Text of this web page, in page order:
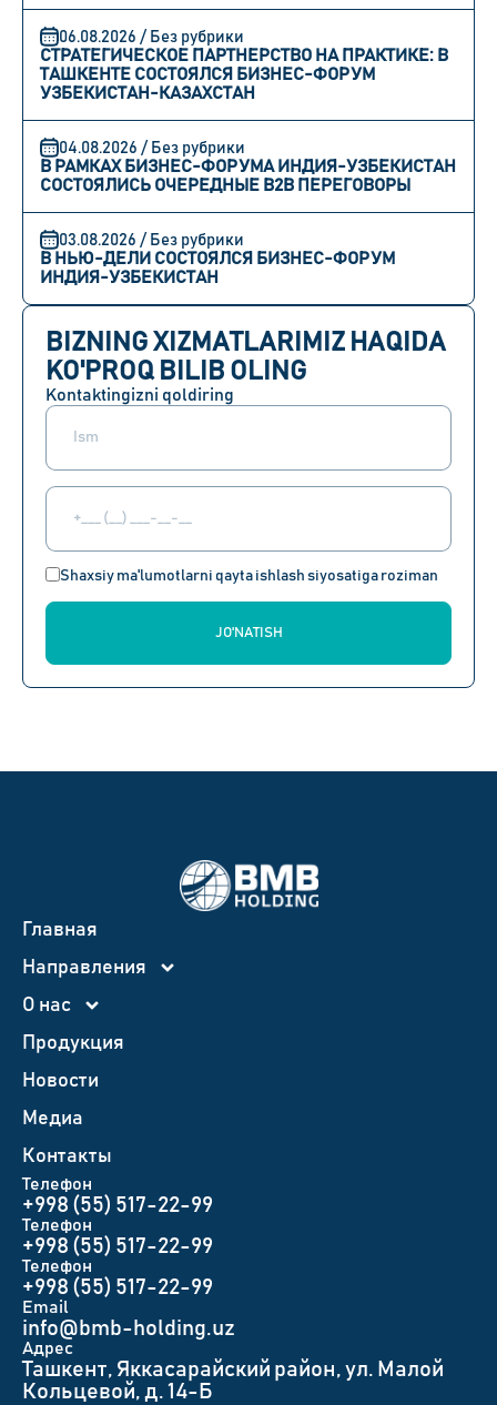
06.08.2026 / Без рубрики
СТРАТЕГИЧЕСКОЕ ПАРТНЕРСТВО НА ПРАКТИКЕ: В
ТАШКЕНТЕ СОСТОЯЛСЯ БИЗНЕС-ФОРУМ
УЗБЕКИСТАН-КАЗАХСТАН
04.08.2026 / Без рубрики
В РАМКАХ БИЗНЕС-ФОРУМА ИНДИЯ-УЗБЕКИСТАН
СОСТОЯЛИСЬ ОЧЕРЕДНЫЕ B2B ПЕРЕГОВОРЫ
03.08.2026 / Без рубрики
В НЬЮ-ДЕЛИ СОСТОЯЛСЯ БИЗНЕС-ФОРУМ
ИНДИЯ-УЗБЕКИСТАН
BIZNING XIZMATLARIMIZ HAQIDA
KO'PROQ BILIB OLING
Kontaktingizni qoldiring
Shaxsiy ma'lumotlarni qayta ishlash siyosatiga roziman
JO'NATISH
Главная
Направления
О нас
Продукция
Новости
Медиа
Контакты
Телефон
+998 (55) 517-22-99
Телефон
+998 (55) 517-22-99
Телефон
+998 (55) 517-22-99
Email
info@bmb-holding.uz​
Адрес
Ташкент, Яккасарайский район, ул. Малой
Кольцевой, д. 14-Б